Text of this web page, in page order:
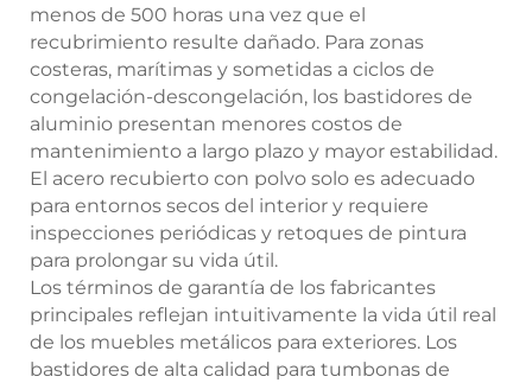
menos de 500 horas una vez que el
recubrimiento resulte dañado. Para zonas
costeras, marítimas y sometidas a ciclos de
congelación-descongelación, los bastidores de
aluminio presentan menores costos de
mantenimiento a largo plazo y mayor estabilidad.
El acero recubierto con polvo solo es adecuado
para entornos secos del interior y requiere
inspecciones periódicas y retoques de pintura
para prolongar su vida útil.
Los términos de garantía de los fabricantes
principales reflejan intuitivamente la vida útil real
de los muebles metálicos para exteriores. Los
bastidores de alta calidad para tumbonas de